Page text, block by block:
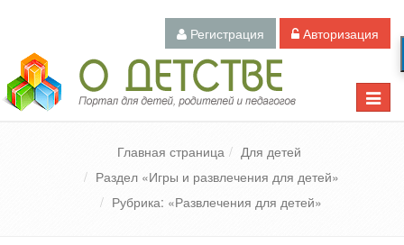
Регистрация Авторизация
Toggle
Педагогический портал «О детстве»
Главная страница
Для детей
Раздел «Игры и развлечения для детей»
Рубрика: «Развлечения для детей»